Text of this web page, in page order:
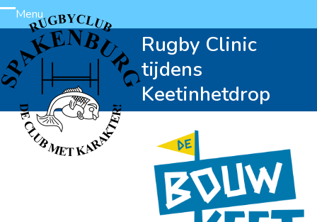
Skip
to
content
Menu
Open
mobile
menu
Close
mobile
menu
Rugby Clinic
tijdens
Keetinhetdrop